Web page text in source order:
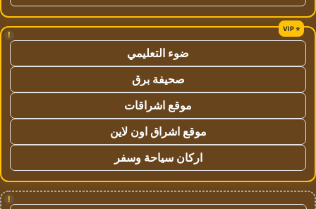
!
ضوء التعليمي
صحيفة برق
موقع اشراقات
موقع اشراق اون لاين
اركان سياحة وسفر
!